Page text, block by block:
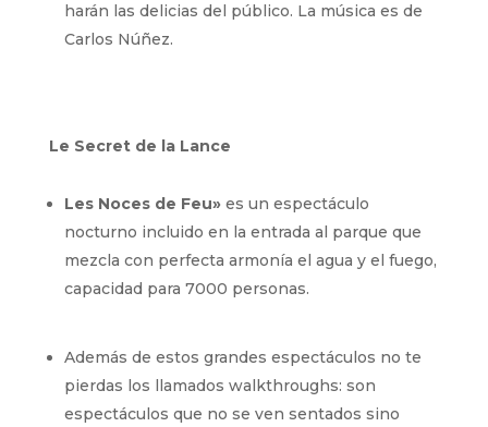
harán las delicias del público. La música es de
Carlos Núñez.
Le Secret de la Lance
Les Noces de Feu»es un espectáculo
nocturno incluido en la entrada al parque que
mezcla con perfecta armonía el agua y el fuego,
capacidad para 7000 personas.
Además de estos grandes espectáculos no te
pierdas los llamados walkthroughs: son
espectáculos que no se ven sentados sino